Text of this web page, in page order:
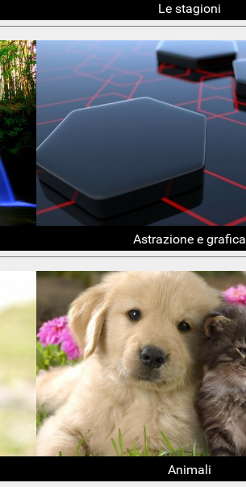
Le stagioni
Astrazione e grafica
Animali